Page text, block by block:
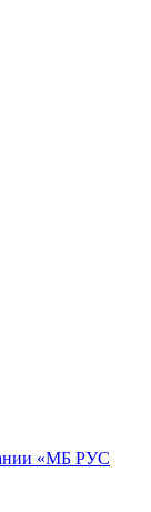
«МБ РУС